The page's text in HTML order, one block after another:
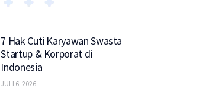
7 Hak Cuti Karyawan Swasta
Startup & Korporat di
Indonesia
JULI 6, 2026